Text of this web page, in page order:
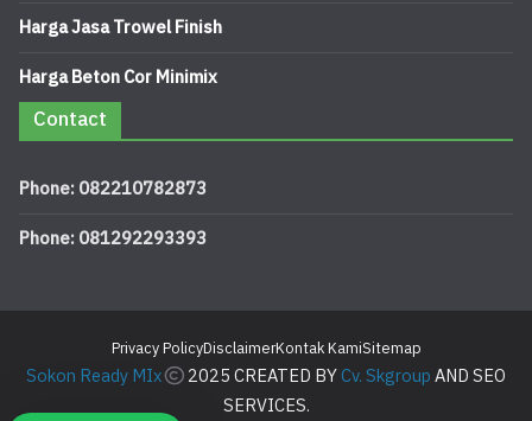
Harga Jasa Trowel Finish
Harga Beton Cor Minimix
Contact
Phone: 082210782873
Phone: 081292293393
Privacy PolicyDisclaimerKontak KamiSitemap
Sokon Ready MIx 2025 CREATED BYCv. SkgroupAND SEO
SERVICES.